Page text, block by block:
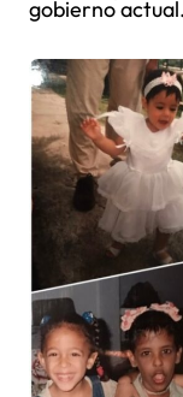
gobierno actual.